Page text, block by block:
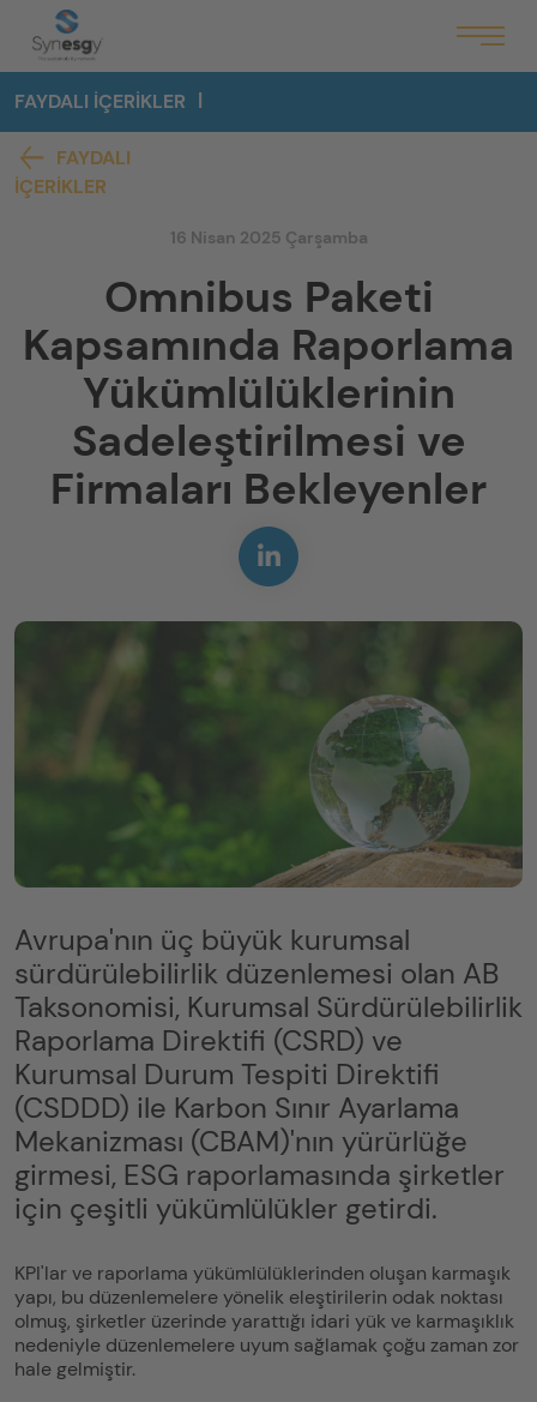
FAYDALI İÇERIKLER
FAYDALI
İÇERIKLER
16 Nisan 2025 Çarşamba
Omnibus Paketi
Kapsamında Raporlama
Yükümlülüklerinin
Sadeleştirilmesi ve
Firmaları Bekleyenler
Avrupa'nın üç büyük kurumsal
sürdürülebilirlik düzenlemesi olan AB
Taksonomisi, Kurumsal Sürdürülebilirlik
Raporlama Direktifi (CSRD) ve
Kurumsal Durum Tespiti Direktifi
(CSDDD) ile Karbon Sınır Ayarlama
Mekanizması (CBAM)'nın yürürlüğe
girmesi, ESG raporlamasında şirketler
için çeşitli yükümlülükler getirdi.
KPI'lar ve raporlama yükümlülüklerinden oluşan karmaşık
yapı, bu düzenlemelere yönelik eleştirilerin odak noktası
olmuş, şirketler üzerinde yarattığı idari yük ve karmaşıklık
nedeniyle düzenlemelere uyum sağlamak çoğu zaman zor
hale gelmiştir.